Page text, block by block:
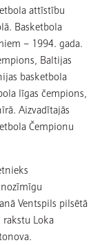
attīstību
Basketbola
– 1994. gada.
Baltijas
basketbola
līgas čempions,
Aizvadītajās
Čempionu
Ventspils pilsētā
rakstu Loka